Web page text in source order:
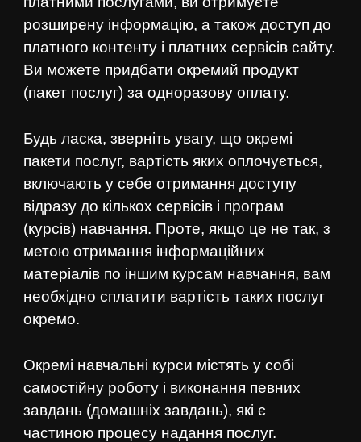
розширену інформацію, а також доступ до
платного контенту і платних сервісів сайту.
Ви можете придбати окремий продукт
(пакет послуг) за одноразову оплату.
Будь ласка, зверніть увагу, що окремі
пакети послуг, вартість яких оплочується,
включають у себе отримання доступу
відразу до кількох сервісів і програм
(курсів) навчання. Проте, якщо це не так, з
метою отримання інформаційних
матеріалів по іншим курсам навчання, вам
необхідно сплатити вартість таких послуг
окремо.
Окремі навчальні курси містять у собі
самостійну роботу і виконання певних
завдань (домашніх завдань), які є
частиною процесу надання послуг.